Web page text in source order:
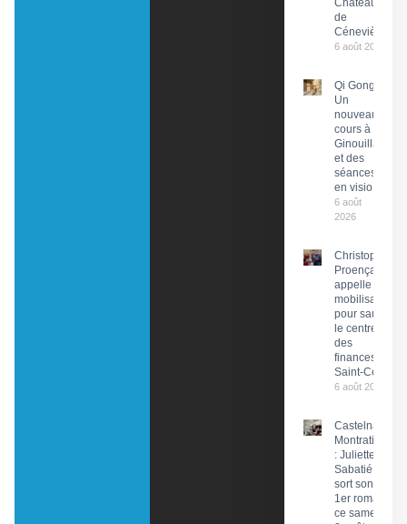
Château
de
Cénevières
6 août 2026
Qi Gong :
Un
nouveau
cours à
Ginouillac
et des
séances
en visio
6 août
2026
Christophe
Proença
appelle à la
mobilisation
pour sauver
le centre
des
finances de
Saint-Céré
6 août 2026
Castelnau-
Montratier
: Juliette
Sabatié
sort son
1er roman
ce samedi